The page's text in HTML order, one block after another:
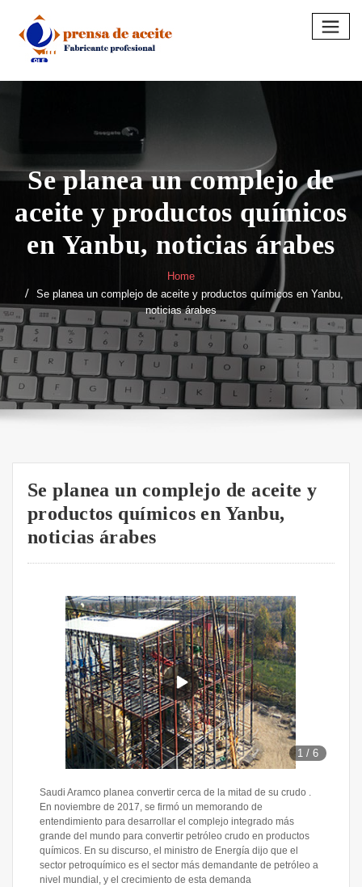
content
Se planea un complejo de
aceite y productos químicos
en Yanbu, noticias árabes
Home
Se planea un complejo de aceite y productos químicos en Yanbu,
noticias árabes
Se planea un complejo de aceite y
productos químicos en Yanbu,
noticias árabes
1 /6
Saudi Aramco planea convertir cerca de la mitad de su crudo .
En noviembre de 2017, se firmó un memorando de
entendimiento para desarrollar el complejo integrado más
grande del mundo para convertir petróleo crudo en productos
químicos. En su discurso, el ministro de Energía dijo que el
sector petroquímico es el sector más demandante de petróleo a
nivel mundial, y el crecimiento de esta demanda